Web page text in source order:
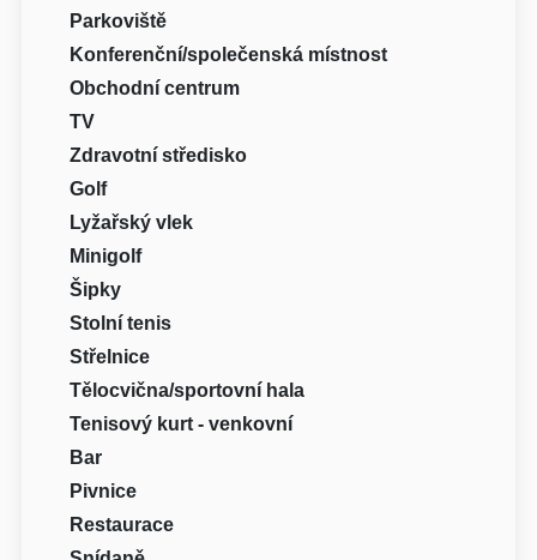
Parkoviště
Konferenční/společenská místnost
Obchodní centrum
TV
Zdravotní středisko
Golf
Lyžařský vlek
Minigolf
Šipky
Stolní tenis
Střelnice
Tělocvična/sportovní hala
Tenisový kurt - venkovní
Bar
Pivnice
Restaurace